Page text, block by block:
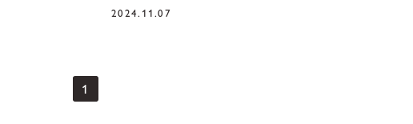
2024.11.07
1